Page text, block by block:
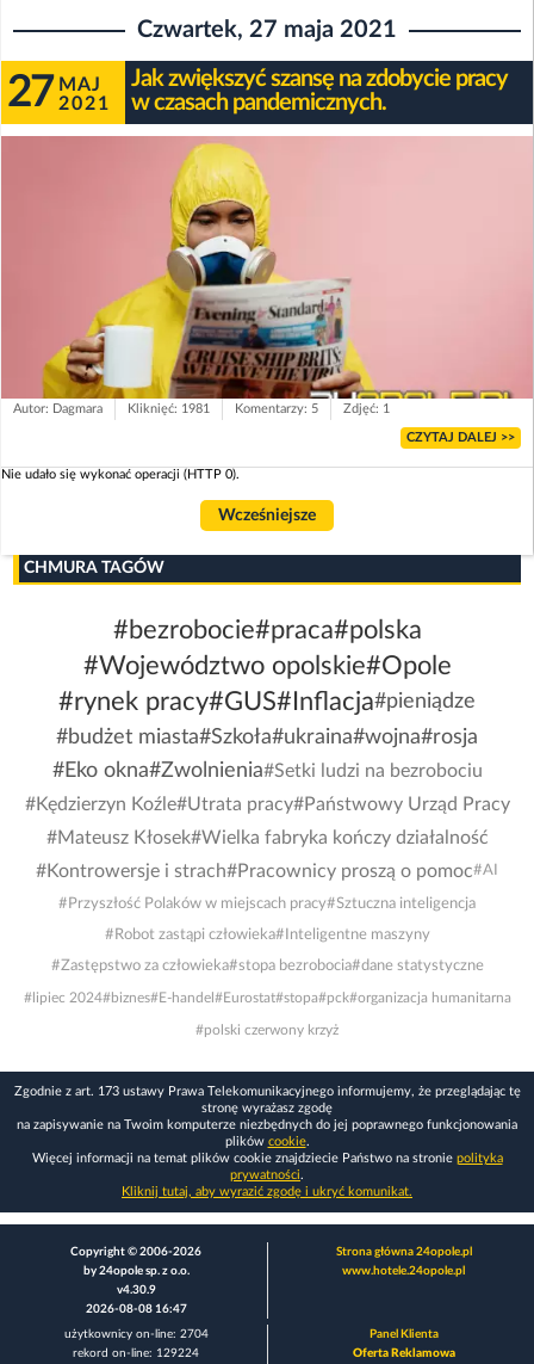
Czwartek, 27 maja 2021
27 MAJ
2021
Jak zwiększyć szansę na zdobycie pracy
w czasach pandemicznych.
Autor: Dagmara Kliknięć: 1981 Komentarzy: 5 Zdjęć: 1
CZYTAJ DALEJ >>
Nie udało się wykonać operacji (HTTP 0).
Wcześniejsze
CHMURA TAGÓW
#bezrobocie#praca#polska
#Województwo opolskie#Opole
#rynek pracy#GUS#Inflacja#pieniądze
#budżet miasta#Szkoła#ukraina#wojna#rosja
#Eko okna#Zwolnienia#Setki ludzi na bezrobociu
#Kędzierzyn Koźle#Utrata pracy#Państwowy Urząd Pracy
#Mateusz Kłosek#Wielka fabryka kończy działalność
#Kontrowersje i strach#Pracownicy proszą o pomoc#AI
#Przyszłość Polaków w miejscach pracy#Sztuczna inteligencja
#Robot zastąpi człowieka#Inteligentne maszyny
#Zastępstwo za człowieka#stopa bezrobocia#dane statystyczne
#lipiec 2024#biznes#E-handel #Eurostat#stopa#pck#organizacja humanitarna
#polski czerwony krzyż
Zgodnie z art. 173 ustawy Prawa Telekomunikacyjnego informujemy, że przeglądając tę
stronę wyrażasz zgodę
na zapisywanie na Twoim komputerze niezbędnych do jej poprawnego funkcjonowania
plików cookie.
Więcej informacji na temat plików cookie znajdziecie Państwo na stronie polityka
prywatności.
Kliknij tutaj, aby wyrazić zgodę i ukryć komunikat.
Copyright © 2006-2026
by 24opole sp. z o.o.
v4.30.9
2026-08-08 16:47
Strona główna 24opole.pl
www.hotele.24opole.pl
użytkownicy on-line: 2704
rekord on-line: 129224
Panel Klienta
Oferta Reklamowa